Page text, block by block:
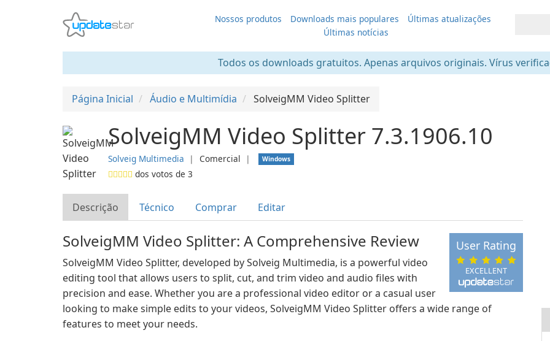
Nossos produtos Downloads mais populares
Últimas atualizações
Últimas notícias
Todos os downloads gratuitos. Apenas arquivos originais. Vírus
Página Inicial Áudio e Multimídia SolveigMM Video Splitter
SolveigMM Video Splitter 7.3.1906.10
Solveig Multimedia ❘ Comercial ❘ Windows
dos votos de 3
Descrição Técnico Comprar Editar
EXCELLENT
User Rating
SolveigMM Video Splitter: A Comprehensive Review
SolveigMM Video Splitter, developed by Solveig Multimedia, is a powerful video
editing tool that allows users to split, cut, and trim video and audio files with
precision and ease. Whether you are a professional video editor or a casual user
looking to make simple edits to your videos, SolveigMM Video Splitter offers a wide range of
features to meet your needs.